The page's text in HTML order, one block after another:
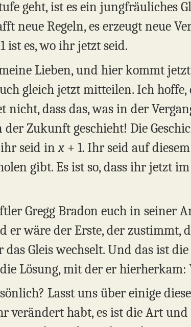
geht, ist es ein jungfräuliches
neue Regeln, es erzeugt neue
ist es, wo ihr jetzt seid.
Lieben, und hier kommt
gleich jetzt mitteilen. Ich hoffe,
dass das, was in der
Zukunft geschieht! Die
seid in x + 1. Ihr seid auf
gibt. Es ist so, dass ihr jetzt
Gregg Bradon euch in seiner
er wäre der Erste, der zustimmt,
Gleis wechselt. Und das ist
Lösung, mit der er hierherkam:
Lasst uns über einige
verändert habt, es ist die Art